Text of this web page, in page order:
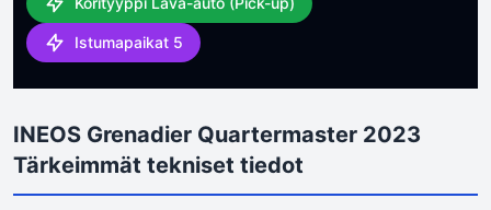
Istumapaikat 5
INEOS Grenadier Quartermaster 2023
Tärkeimmät tekniset tiedot